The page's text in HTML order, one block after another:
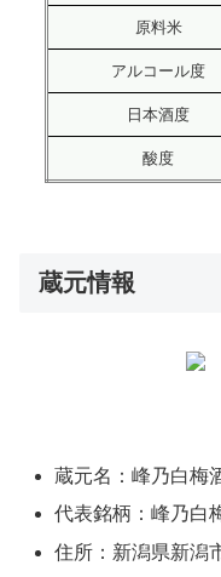
原料米
アルコール度
日本酒度
酸度
蔵元情報
蔵元名：峰乃白梅
代表銘柄：峰乃白
住所：新潟県新潟